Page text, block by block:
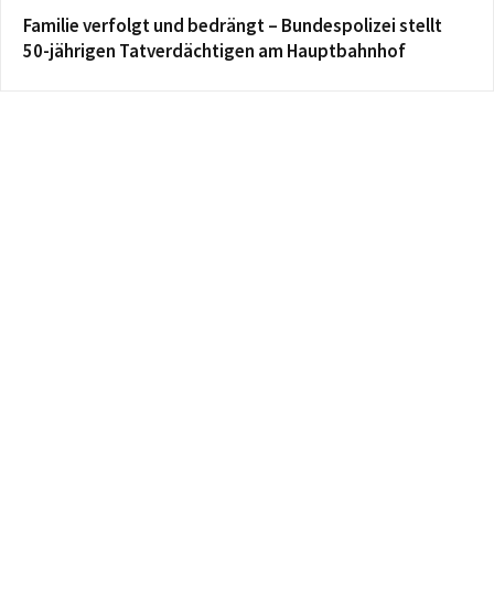
Familie verfolgt und bedrängt – Bundespolizei stellt
50-jährigen Tatverdächtigen am Hauptbahnhof